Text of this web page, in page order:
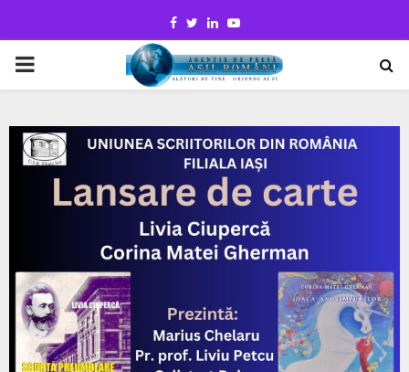
Facebook
TwitterLinkedinYoutube
PRIMARY